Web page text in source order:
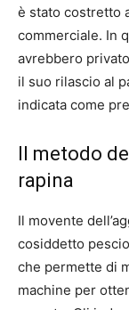
è stato costretto
commerciale. In
avrebbero
il suo rilascio al
indicata come
Il metodo
rapina
Il movente
cosiddetto
che permette di
machine per